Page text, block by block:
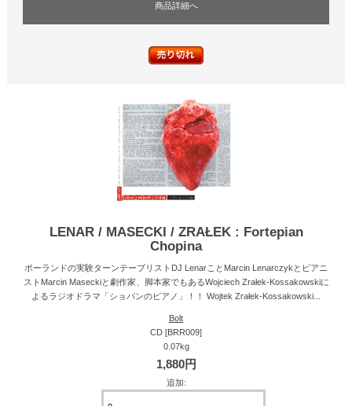
商品詳細へ
LENAR / MASECKI / ZRAŁEK : Fortepian
Chopina
ポーランドの実験ターンテーブリストDJ LenarことMarcin Lenarczykとピアニ
ストMarcin Maseckiと劇作家、脚本家でもあるWojciech Zrałek-Kossakowskiに
よるラジオドラマ「ショパンのピアノ」！！ Wojtek Zrałek-Kossakowski...
Bolt
CD [BRR009]
0.07kg
1,880円
追加: